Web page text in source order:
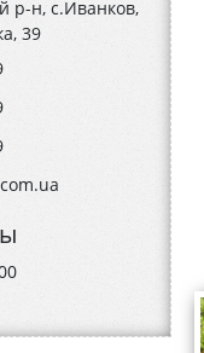
р-н, с.Иванков,
39